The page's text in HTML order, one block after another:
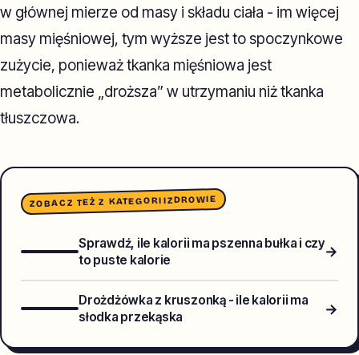
w głównej mierze od masy i składu ciała - im więcej
masy mięśniowej, tym wyższe jest to spoczynkowe
zużycie, ponieważ tkanka mięśniowa jest
metabolicznie „droższa” w utrzymaniu niż tkanka
tłuszczowa.
ZOBACZ TEŻ Z KATEGORIIZDROWIE
Sprawdź, ile kalorii ma pszenna bułka i czy
to puste kalorie
→
Drożdżówka z kruszonką - ile kalorii ma
słodka przekąska
→